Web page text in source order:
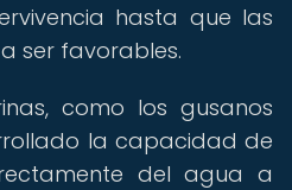
hasta que las
ser favorables.
como los gusanos
la capacidad de
del agua a